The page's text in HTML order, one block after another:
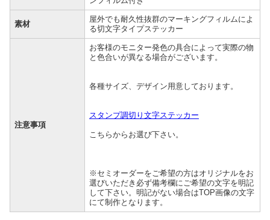
素材
屋外でも耐久性抜群のマーキングフィルムによ
る切文字タイプステッカー
注意事項
お客様のモニター発色の具合によって実際の物
と色合いが異なる場合がございます。
各種サイズ、デザイン用意しております。
スタンプ調切り文字ステッカー
こちらからお選び下さい。
※セミオーダーをご希望の方はオリジナルをお
選びいただき必ず備考欄にご希望の文字を明記
して下さい。明記がない場合はTOP画像の文字
にて制作となります。